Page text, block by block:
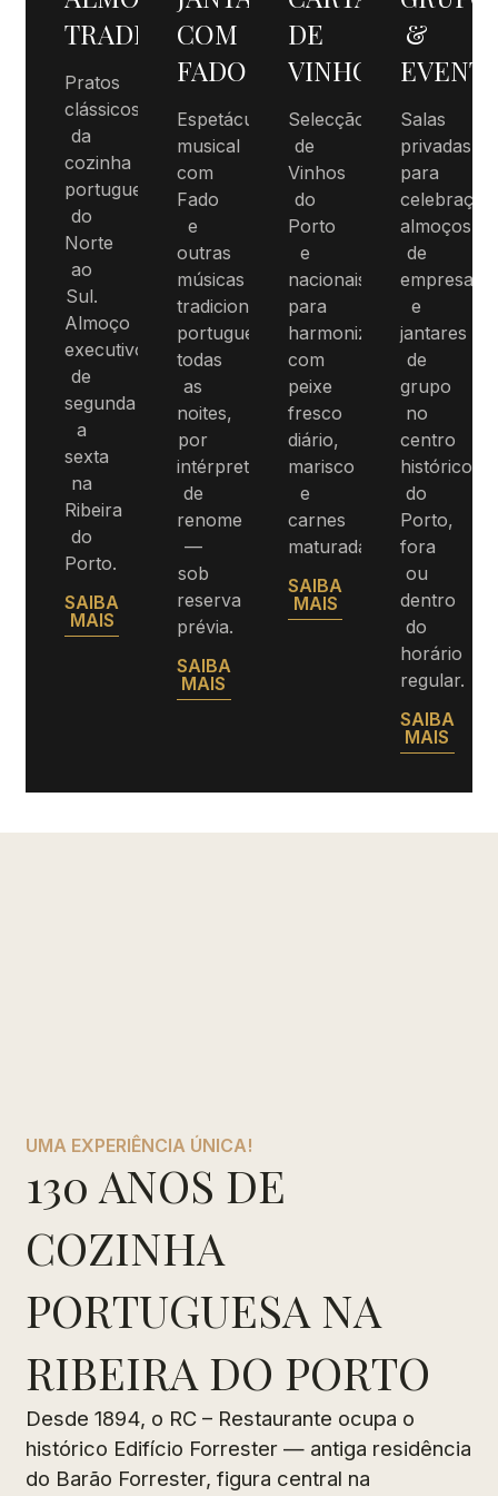
TRADICIONAL
Pratos
clássicos
da
cozinha
portuguesa,
do
Norte
ao
Sul.
Almoço
executivo
de
segunda
a
sexta
na
Ribeira
do
Porto.
SAIBA
MAIS
COM
FADO
Espetáculo
musical
com
Fado
e
outras
músicas
tradicionais
portuguesas,
todas
as
noites,
por
intérpretes
de
renome
—
sob
reserva
prévia.
SAIBA
MAIS
DE
VINHOS
Selecção
de
Vinhos
do
Porto
e
nacionais
para
harmonizar
com
peixe
fresco
diário,
marisco
e
carnes
maturadas.
SAIBA
MAIS
&
Salas
privadas
para
almoços
de
empresa
e
jantares
de
grupo
no
centro
histórico
do
Porto,
fora
ou
dentro
do
horário
regular.
SAIBA
MAIS
UMA EXPERIÊNCIA ÚNICA!
130 ANOS DE
COZINHA
PORTUGUESA NA
RIBEIRA DO PORTO
Desde 1894, o RC – Restaurante ocupa o
histórico Edifício Forrester — antiga residência
do Barão Forrester, figura central na